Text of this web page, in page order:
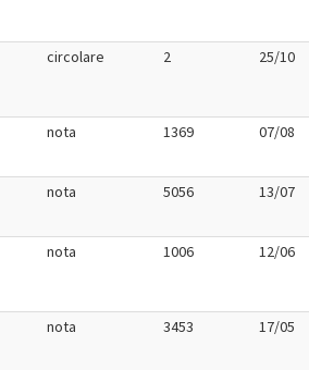
circolare 2 25/10
nota 1369 07/08
nota 5056 13/07
nota 1006 12/06
nota 3453 17/05